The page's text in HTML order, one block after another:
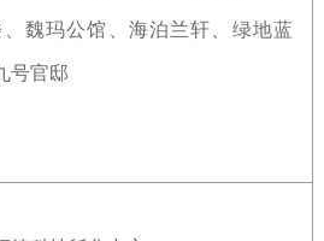
魏玛公馆、海泊兰轩、绿地蓝
号官邸